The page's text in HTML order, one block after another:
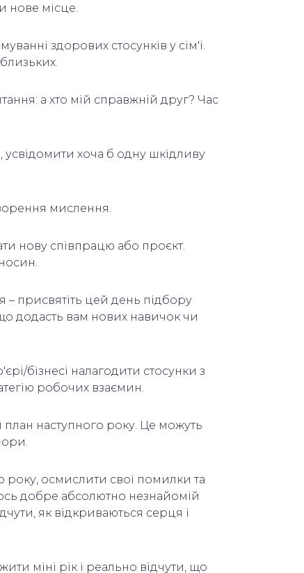
нове місце.
здорових стосунків у сім'ї.
а хто мій справжній друг? Час
усвідомити хоча б одну шкідливу
мислення.
нову співпрацю або проєкт.
присвятіть цей день підбору
додасть вам нових навичок чи
бізнесі налагодити стосунки з
робочих взаємин.
план наступного року. Це можуть
року, осмислити свої помилки та
добре абсолютно незнайомій
як відкриваються серця і
міні рік і реально відчути, що